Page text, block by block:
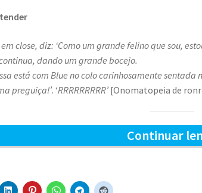
em close, diz: ‘Como um grande felino que sou,
dando um grande bocejo.
está com Blue no colo carinhosamente sentada
preguiça!’. ‘RRRRRRRRR’ [Onomatopeia de
Continuar